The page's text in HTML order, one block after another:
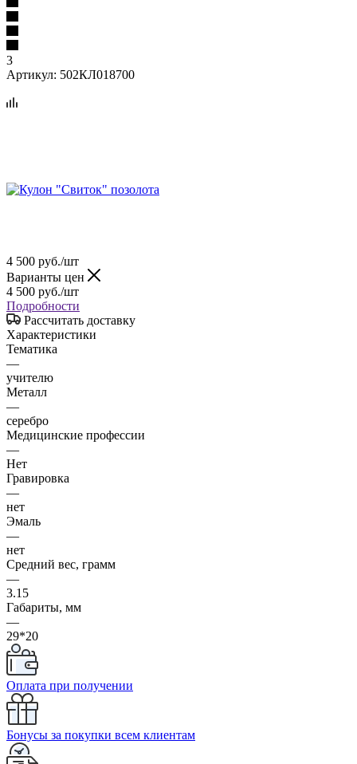
3
Артикул: 502КЛ018700
4 500 руб./шт
Варианты цен
4 500 руб./шт
Подробности
Рассчитать доставку
Характеристики
Тематика
—
учителю
Металл
—
серебро
Медицинские профессии
—
Нет
Гравировка
—
нет
Эмаль
—
нет
Средний вес, грамм
—
3.15
Габариты, мм
—
29*20
Оплата при получении
Бонусы за покупки всем клиентам